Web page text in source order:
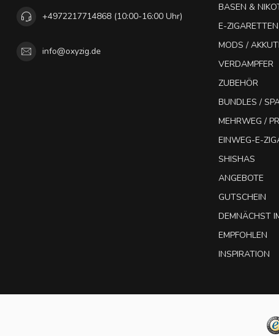
+4972217714868 (10:00-16:00 Uhr)
info@oxyzig.de
BASEN &
E-ZIGARETTEN
MODS /
VERDAMPFER
ZUBEHÖR
BUNDLES /
MEHRWEG /
EINWEG-E-
SHISHAS
ANGEBOTE
GUTSCHEIN
DEMNÄCHST
EMPFOHLEN
INSPIRATION